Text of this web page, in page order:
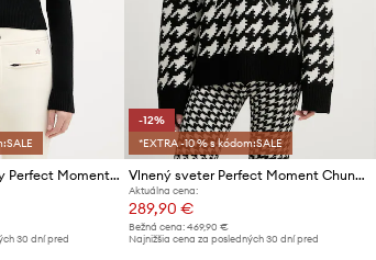
Sveter z merino vlny Perfect Moment Cable
30 dní pred
-12%
*EXTRA -10 % s kódom:SALE
Vlnený sveter Perfect Moment Chunky
Aktuálna cena:
289,90 €
Bežná cena:469,90 €
Najnižšia cena za posledných 30 dní pred